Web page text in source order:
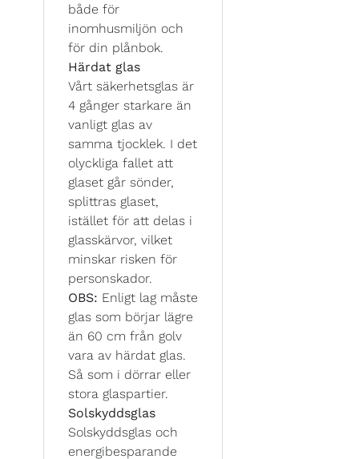
både för
inomhusmiljön och
för din plånbok.
Härdat glas
Vårt säkerhetsglas är
4 gånger starkare än
vanligt glas av
samma tjocklek. I det
olyckliga fallet att
glaset går sönder,
splittras glaset,
istället för att delas i
glasskärvor, vilket
minskar risken för
personskador.
OBS: Enligt lag måste
glas som börjar lägre
än 60 cm från golv
vara av härdat glas.
Så som i dörrar eller
stora glaspartier.
Solskyddsglas
Solskyddsglas och
energibesparande